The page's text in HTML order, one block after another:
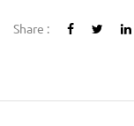
Share :